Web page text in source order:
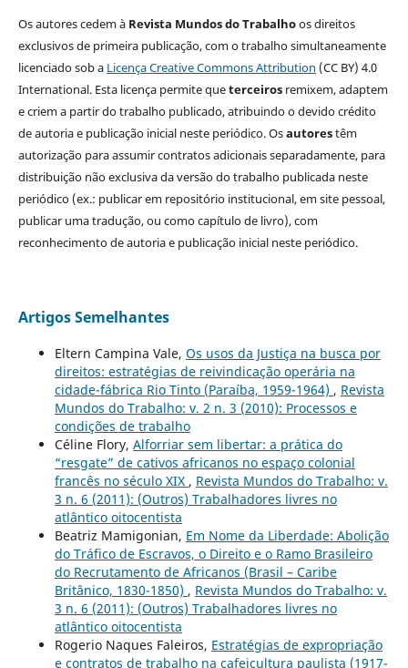
Os autores cedem à Revista Mundos do Trabalhoos direitos
exclusivos de primeira publicação, com o trabalho simultaneamente
licenciado sob a Licença Creative Commons Attribution (CC BY) 4.0
International. Esta licença permite queterceirosremixem, adaptem
e criem a partir do trabalho publicado, atribuindo o devido crédito
de autoria e publicação inicial neste periódico. Osautorestêm
autorização para assumir contratos adicionais separadamente, para
distribuição não exclusiva da versão do trabalho publicada neste
periódico (ex.: publicar em repositório institucional, em site pessoal,
publicar uma tradução, ou como capítulo de livro), com
reconhecimento de autoria e publicação inicial neste periódico.
Artigos Semelhantes
Eltern Campina Vale, Os usos da Justiça na busca por
direitos: estratégias de reivindicação operária na
cidade-fábrica Rio Tinto (Paraíba, 1959-1964) , Revista
Mundos do Trabalho: v. 2 n. 3 (2010): Processos e
condições de trabalho
Céline Flory, Alforriar sem libertar: a prática do
“resgate” de cativos africanos no espaço colonial
francês no século XIX , Revista Mundos do Trabalho: v.
3 n. 6 (2011): (Outros) Trabalhadores livres no
atlântico oitocentista
Beatriz Mamigonian, Em Nome da Liberdade: Abolição
do Tráfico de Escravos, o Direito e o Ramo Brasileiro
do Recrutamento de Africanos (Brasil – Caribe
Britânico, 1830-1850) , Revista Mundos do Trabalho: v.
3 n. 6 (2011): (Outros) Trabalhadores livres no
atlântico oitocentista
Rogerio Naques Faleiros, Estratégias de expropriação
e contratos de trabalho na cafeicultura paulista (1917-